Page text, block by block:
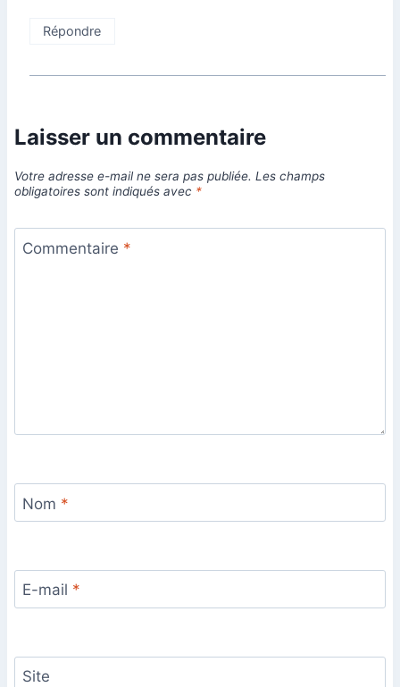
Répondre
Laisser un commentaire
Votre adresse e-mail ne sera pas publiée. Les champs
obligatoires sont indiqués avec *
Commentaire *
Nom *
E-mail *
Site